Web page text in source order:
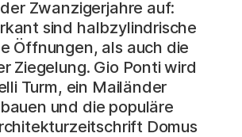
Zwanzigerjahre auf:
sind halbzylindrische
Öffnungen, als auch die
Ziegelung. Gio Ponti wird
Turm, ein Mailänder
und die populäre
Domus